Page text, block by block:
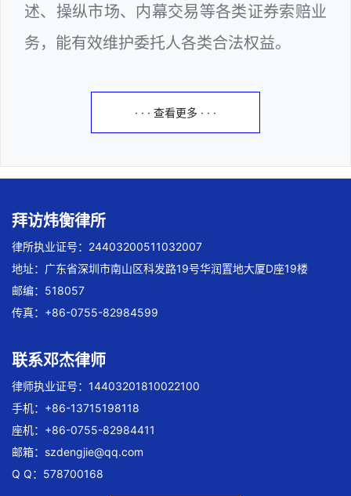
述、操纵市场、内幕交易等各类证券索赔业
务，能有效维护委托人各类合法权益。
· · · 查看更多 · · ·
拜访炜衡律所
律所执业证号：24403200511032007
地址：广东省深圳市南山区科发路19号华润置地大厦D座19楼
邮编：518057
传真：+86-0755-82984599
联系邓杰律师
律师执业证号：14403201810022100
手机：+86-13715198118
座机：+86-0755-82984411
邮箱： szdengjie@qq.com
Q Q：578700168